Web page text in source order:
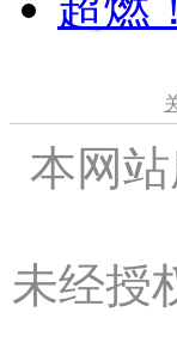
本网
未经授